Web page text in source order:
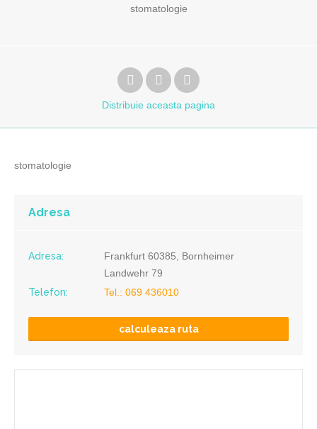
stomatologie
Distribuie aceasta pagina
stomatologie
Adresa
Adresa:
Frankfurt 60385, Bornheimer
Landwehr 79
Telefon:
Tel.: 069 436010
calculeaza ruta